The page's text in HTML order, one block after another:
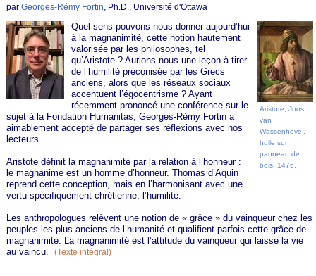
parGeorges-Rémy Fortin, Ph.D., Université d'Ottawa
Aristote, Joos
van
Wassenhove
huile sur
panneau de
bois, 1476.
Quel sens pouvons-nous donner aujourd’hui
à la magnanimité, cette notion hautement
valorisée par les philosophes, tel
qu’Aristote ? Aurions-nous une leçon à tirer
de l’humilité préconisée par les Grecs
anciens, alors que les réseaux sociaux
accentuent l’égocentrisme ? Ayant
récemment prononcé une conférence sur le
sujet à la Fondation Humanitas, Georges-Rémy Fortin a
aimablement accepté de partager ses réflexions avec nos
lecteurs.
Aristote définit la magnanimité par la relation à l’honneur :
le magnanime est un homme d’honneur. Thomas d’Aquin
reprend cette conception, mais en l’harmonisant avec une
vertu spécifiquement chrétienne, l’humilité.
Les anthropologues relèvent une notion de « grâce » du vainqueur chez les
peuples les plus anciens de l’humanité et qualifient parfois cette grâce de
magnanimité. La magnanimité est l’attitude du vainqueur qui laisse la vie
au vaincu.(Texte intégral)